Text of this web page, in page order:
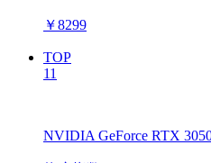
￥8299
TOP
11
NVIDIA GeForce RTX